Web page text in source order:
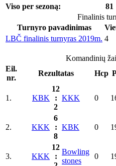
Viso per sezoną:
81
Finalinis
Turnyro pavadinimas
LBČ finalinis turnyras 2019m. 4
Komandinių
Eil.
nr.
Rezultatas Hcp
1. KBK
12
:
2
KKK 0
2. KKK
6
:
8
KBK 0
3. KKK
12
:
Bowling
stones
0